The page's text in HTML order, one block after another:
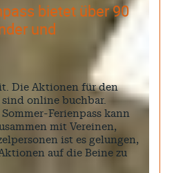
bietet über 90
und
Die Aktionen für den
sind online buchbar.
Ferienpass kann
mit Vereinen,
ist es gelungen,
auf die Beine zu